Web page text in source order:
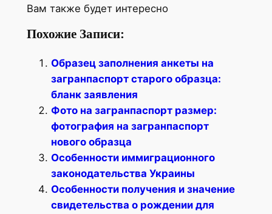
Вам также будет интересно
Похожие Записи:
Образец заполнения анкеты на
загранпаспорт старого образца:
бланк заявления
Фото на загранпаспорт размер:
фотография на загранпаспорт
нового образца
Особенности иммиграционного
законодательства Украины
Особенности получения и значение
свидетельства о рождении для